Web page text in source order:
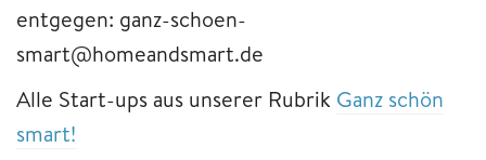
entgegen: ganz-schoen-
smart@homeandsmart.de
Alle Start-ups aus unserer Rubrik Ganz schön
smart!